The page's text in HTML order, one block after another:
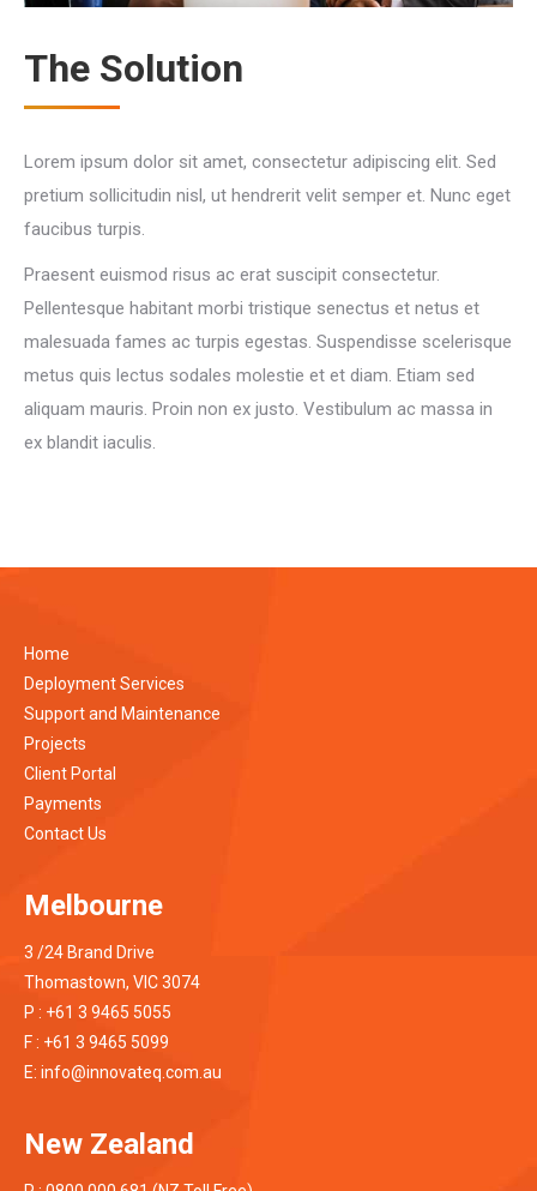
The Solution
Lorem ipsum dolor sit amet, consectetur adipiscing elit. Sed
pretium sollicitudin nisl, ut hendrerit velit semper et. Nunc eget
faucibus turpis.
Praesent euismod risus ac erat suscipit consectetur.
Pellentesque habitant morbi tristique senectus et netus et
malesuada fames ac turpis egestas. Suspendisse scelerisque
metus quis lectus sodales molestie et et diam. Etiam sed
aliquam mauris. Proin non ex justo. Vestibulum ac massa in
ex blandit iaculis.
Home
Deployment Services
Support and Maintenance
Projects
Client Portal
Payments
Contact Us
Melbourne
3 /24 Brand Drive
Thomastown, VIC 3074
P : +61 3 9465 5055
F : +61 3 9465 5099
E: info@innovateq.com.au
New Zealand